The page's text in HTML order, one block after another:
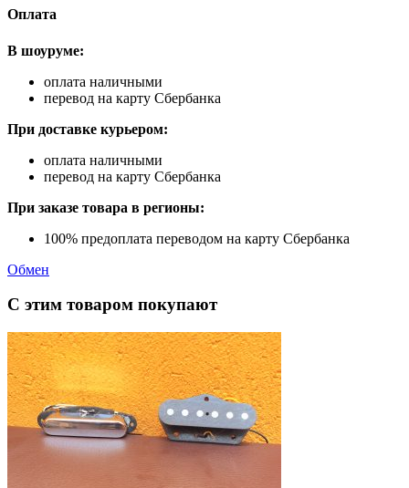
Оплата
В шоуруме:
оплата наличными
перевод на карту Сбербанка
При доставке курьером:
оплата наличными
перевод на карту Сбербанка
При заказе товара в регионы:
100% предоплата переводом на карту Сбербанка
Обмен
С этим товаром покупают